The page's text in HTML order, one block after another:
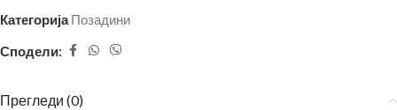
Категорија Позадини
Сподели:
Прегледи (0)